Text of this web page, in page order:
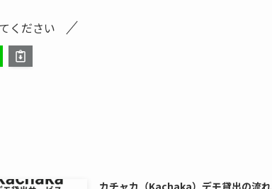
ください
カチャカ（Kachaka）デモ貸出の流れ